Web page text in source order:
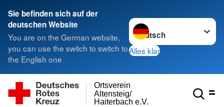
Sie befinden sich auf der
deutschen Website
You are on the German website,
you can use the switch to switch to
the English one
Sprache wechseln zu
Alles klar
Haiterbach e.V.
Altensteig/
Ortsverein